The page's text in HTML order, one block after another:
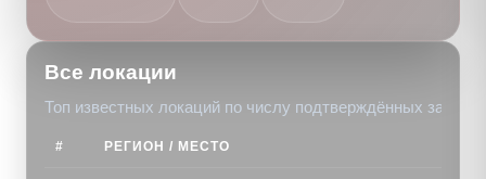
Все локации
Топ известных локаций по числу подтверждённых записей
# РЕГИОН / МЕСТО